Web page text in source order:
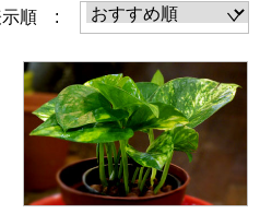
示順 :